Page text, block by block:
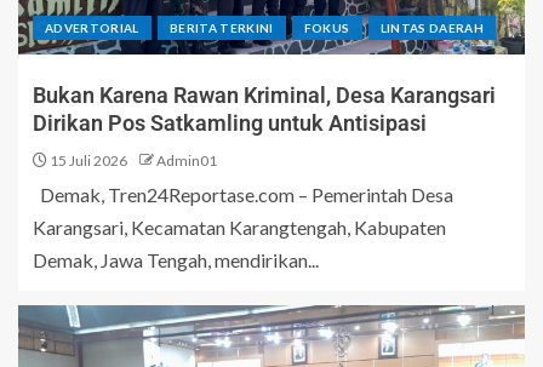
ADVERTORIAL BERITA TERKINI FOKUS LINTAS DAERAH
Bukan Karena Rawan Kriminal, Desa Karangsari
Dirikan Pos Satkamling untuk Antisipasi
15 Juli 2026 Admin01
Demak, Tren24Reportase.com – Pemerintah Desa
Karangsari, Kecamatan Karangtengah, Kabupaten
Demak, Jawa Tengah, mendirikan...